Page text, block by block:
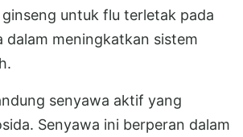
untuk flu terletak pada
dalam meningkatkan sistem
senyawa aktif yang
Senyawa ini berperan dalam